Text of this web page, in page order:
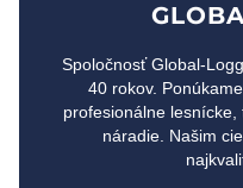
Spoločnosť Global-
40 rokov.
profesionálne
náradie. Našim